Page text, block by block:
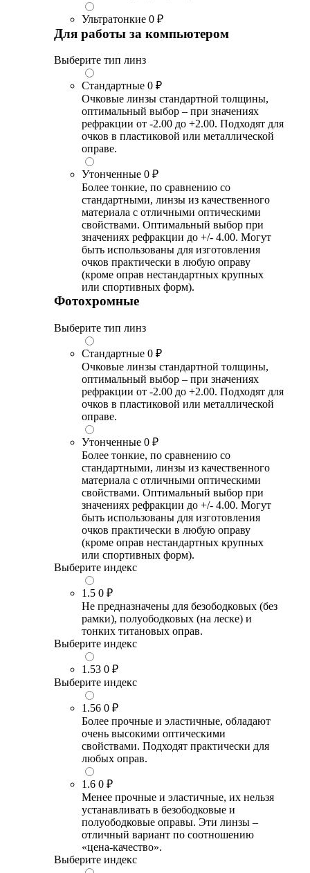
Ультратонкие 0 ₽
Для работы за компьютером
Выберите тип линз
Стандартные 0 ₽
Очковые линзы стандартной толщины,
оптимальный выбор – при значениях
рефракции от -2.00 до +2.00. Подходят для
очков в пластиковой или металлической
оправе.
Утонченные 0 ₽
Более тонкие, по сравнению со
стандартными, линзы из качественного
материала с отличными оптическими
свойствами. Оптимальный выбор при
значениях рефракции до +/- 4.00. Могут
быть использованы для изготовления
очков практически в любую оправу
(кроме оправ нестандартных крупных
или спортивных форм).
Фотохромные
Выберите тип линз
Стандартные 0 ₽
Очковые линзы стандартной толщины,
оптимальный выбор – при значениях
рефракции от -2.00 до +2.00. Подходят для
очков в пластиковой или металлической
оправе.
Утонченные 0 ₽
Более тонкие, по сравнению со
стандартными, линзы из качественного
материала с отличными оптическими
свойствами. Оптимальный выбор при
значениях рефракции до +/- 4.00. Могут
быть использованы для изготовления
очков практически в любую оправу
(кроме оправ нестандартных крупных
или спортивных форм).
Выберите индекс
1.5 0 ₽
Не предназначены для безободковых (без
рамки), полуободковых (на леске) и
тонких титановых оправ.
Выберите индекс
1.53 0 ₽
Выберите индекс
1.56 0 ₽
Более прочные и эластичные, обладают
очень высокими оптическими
свойствами. Подходят практически для
любых оправ.
1.6 0 ₽
Менее прочные и эластичные, их нельзя
устанавливать в безободковые и
полуободковые оправы. Эти линзы –
отличный вариант по соотношению
«цена-качество».
Выберите индекс